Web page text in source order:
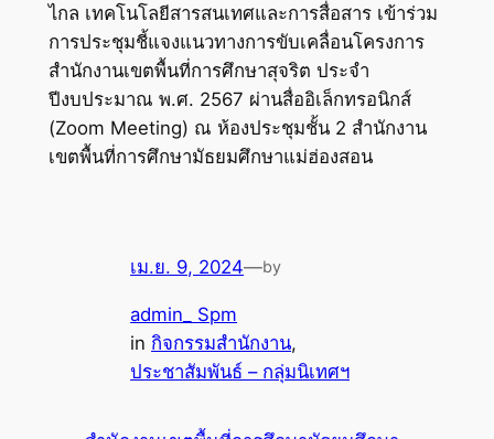
ไกล เทคโนโลยีสารสนเทศและการสื่อสาร เข้าร่วม
การประชุมชี้แจงแนวทางการขับเคลื่อนโครงการ
สำนักงานเขตพื้นที่การศึกษาสุจริต ประจำ
ปีงบประมาณ พ.ศ. 2567 ผ่านสื่ออิเล็กทรอนิกส์
(Zoom Meeting) ณ ห้องประชุมชั้น 2 สำนักงาน
เขตพื้นที่การศึกษามัธยมศึกษาแม่ฮ่องสอน
เม.ย. 9, 2024—by
admin_ Spm
in กิจกรรมสำนักงาน
ประชาสัมพันธ์ – กลุ่มนิเทศฯ